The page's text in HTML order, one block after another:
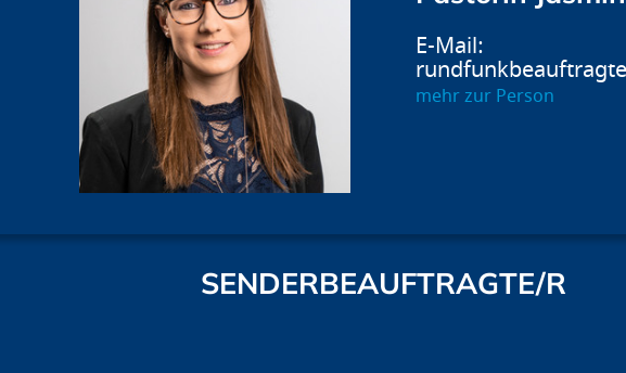
mehr zur Person
SENDERBEAUFTRAGTE/R